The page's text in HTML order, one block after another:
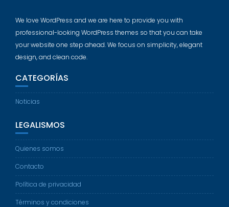
We love WordPress and we are here to provide you with
professional-looking WordPress themes so that you can take
your website one step ahead. We focus on simplicity, elegant
design, and clean code.
CATEGORÍAS
Noticias
LEGALISMOS
Quienes somos
Contacto
Política de privacidad
Términos y condiciones